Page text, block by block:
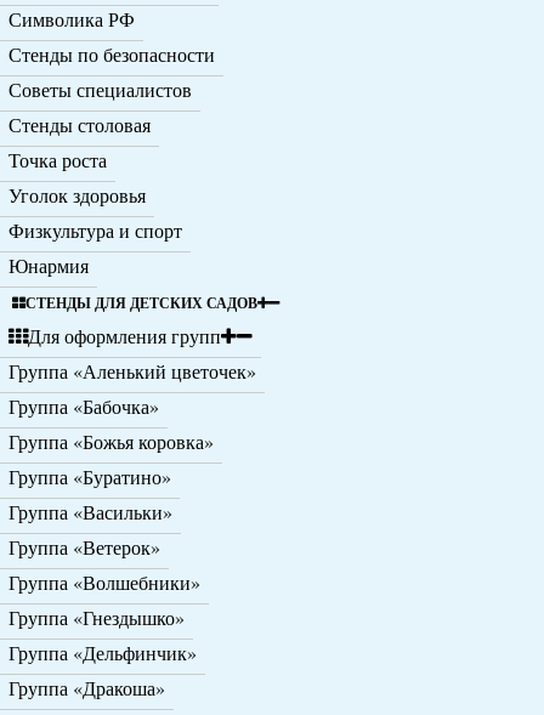
Символика РФ
Стенды по безопасности
Советы специалистов
Стенды столовая
Точка роста
Уголок здоровья
Физкультура и спорт
Юнармия
СТЕНДЫ ДЛЯ ДЕТСКИХ САДОВ
Для оформления групп
Группа «Аленький цветочек»
Группа «Бабочка»
Группа «Божья коровка»
Группа «Буратино»
Группа «Васильки»
Группа «Ветерок»
Группа «Волшебники»
Группа «Гнездышко»
Группа «Дельфинчик»
Группа «Дракоша»